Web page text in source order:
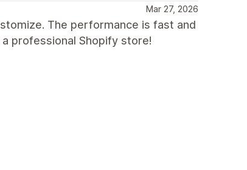
Mar 27, 2026
The performance is fast and
professional Shopify store!